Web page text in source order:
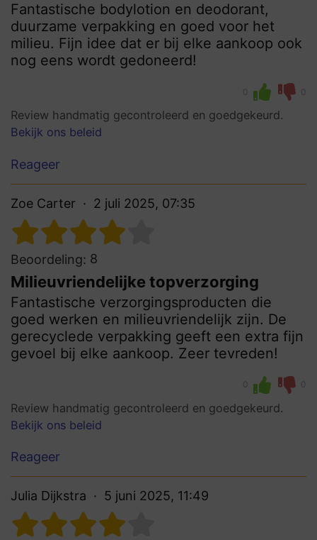
Fantastische bodylotion en deodorant,
duurzame verpakking en goed voor het
milieu. Fijn idee dat er bij elke aankoop ook
nog eens wordt gedoneerd!
0 0
Review handmatig gecontroleerd en goedgekeurd.
Bekijk ons beleid
Reageer
Zoe Carter 2 juli 2025, 07:35
Beoordeling: 8
Milieuvriendelijke topverzorging
Fantastische verzorgingsproducten die
goed werken en milieuvriendelijk zijn. De
gerecyclede verpakking geeft een extra fijn
gevoel bij elke aankoop. Zeer tevreden!
0 0
Review handmatig gecontroleerd en goedgekeurd.
Bekijk ons beleid
Reageer
Julia Dijkstra 5 juni 2025, 11:49